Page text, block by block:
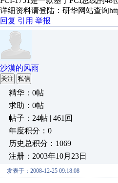
详细资料请登陆：研华网站查询
回复 引用 举报
沙漠的风雨
关注 私信
精华：0帖
求助：0帖
帖子：24帖 | 461回
年度积分：0
历史总积分：1069
注册：2003年10月23日
发表于：2008-12-25 09:18:08